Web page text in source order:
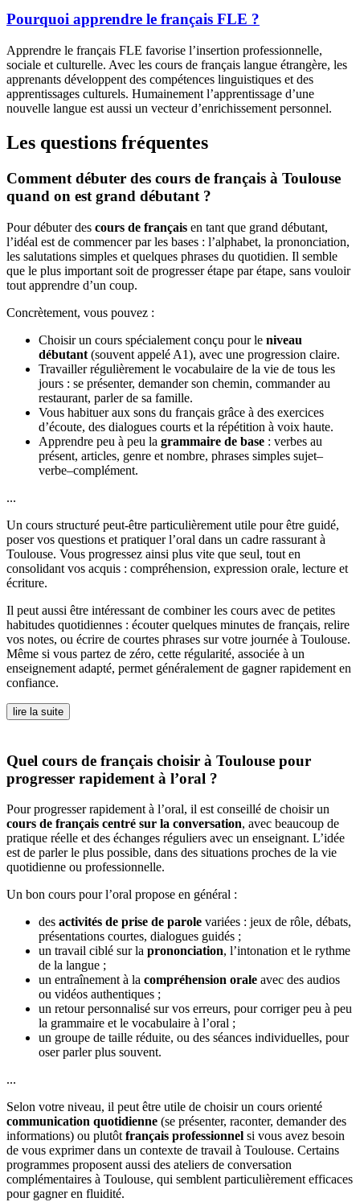
Pourquoi apprendre le français FLE ?
Apprendre le français FLE favorise l’insertion professionnelle,
sociale et culturelle. Avec les cours de français langue étrangère, les
apprenants développent des compétences linguistiques et des
apprentissages culturels. Humainement l’apprentissage d’une
nouvelle langue est aussi un vecteur d’enrichissement personnel.
Les questions fréquentes
Comment débuter des cours de français à Toulouse
quand on est grand débutant ?
Pour débuter des cours de français en tant que grand débutant,
l’idéal est de commencer par les bases : l’alphabet, la prononciation,
les salutations simples et quelques phrases du quotidien. Il semble
que le plus important soit de progresser étape par étape, sans vouloir
tout apprendre d’un coup.
Concrètement, vous pouvez :
Choisir un cours spécialement conçu pour le niveau
débutant (souvent appelé A1), avec une progression claire.
Travailler régulièrement le vocabulaire de la vie de tous les
jours : se présenter, demander son chemin, commander au
restaurant, parler de sa famille.
Vous habituer aux sons du français grâce à des exercices
d’écoute, des dialogues courts et la répétition à voix haute.
Apprendre peu à peu la grammaire de base : verbes au
présent, articles, genre et nombre, phrases simples sujet–
verbe–complément.
...
Un cours structuré peut-être particulièrement utile pour être guidé,
poser vos questions et pratiquer l’oral dans un cadre rassurant à
Toulouse. Vous progressez ainsi plus vite que seul, tout en
consolidant vos acquis : compréhension, expression orale, lecture et
écriture.
Il peut aussi être intéressant de combiner les cours avec de petites
habitudes quotidiennes : écouter quelques minutes de français, relire
vos notes, ou écrire de courtes phrases sur votre journée à Toulouse.
Même si vous partez de zéro, cette régularité, associée à un
enseignement adapté, permet généralement de gagner rapidement en
confiance.
lire la suite
Quel cours de français choisir à Toulouse pour
progresser rapidement à l’oral ?
Pour progresser rapidement à l’oral, il est conseillé de choisir un
cours de français centré sur la conversation, avec beaucoup de
pratique réelle et des échanges réguliers avec un enseignant. L’idée
est de parler le plus possible, dans des situations proches de la vie
quotidienne ou professionnelle.
Un bon cours pour l’oral propose en général :
des activités de prise de parole variées : jeux de rôle, débats,
présentations courtes, dialogues guidés ;
un travail ciblé sur la prononciation, l’intonation et le rythme
de la langue ;
un entraînement à la compréhension orale avec des audios
ou vidéos authentiques ;
un retour personnalisé sur vos erreurs, pour corriger peu à peu
la grammaire et le vocabulaire à l’oral ;
un groupe de taille réduite, ou des séances individuelles, pour
oser parler plus souvent.
...
Selon votre niveau, il peut être utile de choisir un cours orienté
communication quotidienne (se présenter, raconter, demander des
informations) ou plutôtfrançais professionnel si vous avez besoin
de vous exprimer dans un contexte de travail à Toulouse. Certains
programmes proposent aussi des ateliers de conversation
complémentaires à Toulouse, qui semblent particulièrement efficaces
pour gagner en fluidité.